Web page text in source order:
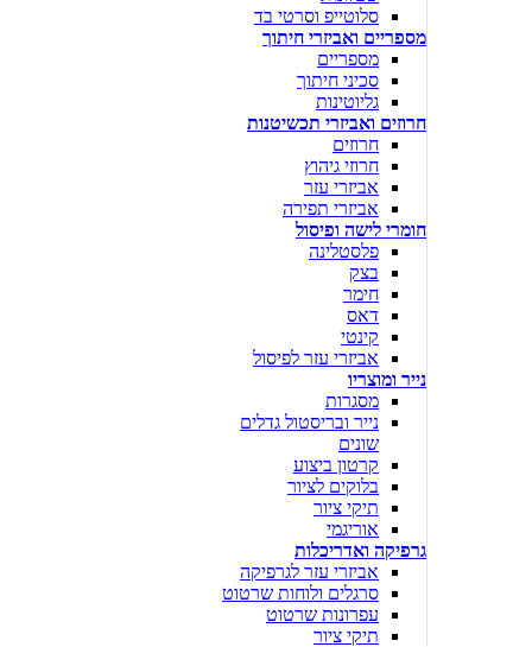
סלוטייפ וסרטי בד
מספריים ואביזרי חיתוך
מספריים
סכיני חיתוך
גליוטינות
חרוזים ואביזרי תכשיטנות
חרוזים
חרוזי גיהוץ
אביזרי עזר
אביזרי תפירה
חומרי לישה ופיסול
פלסטלינה
בצק
חימר
דאס
קינטי
אביזרי עזר לפיסול
נייר ומוצריו
מסגרות
נייר ובריסטול גדלים
שונים
קרטון ביצוע
בלוקים לציור
תיקי ציור
אוריגמי
גרפיקה ואדריכלות
אביזרי עזר לגרפיקה
סרגלים ולוחות שרטוט
עפרונות שרטוט
תיקי ציור